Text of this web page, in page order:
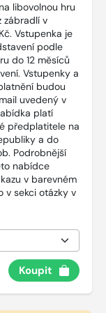
libovolnou hru
zábradlí v
Vstupenka je
podle
do 12 měsíců
Vstupenky a
budou
uvedený v
platí
předplatitele na
a do
Podrobnější
nabídce
v barevném
v sekci otázky v
Koupit